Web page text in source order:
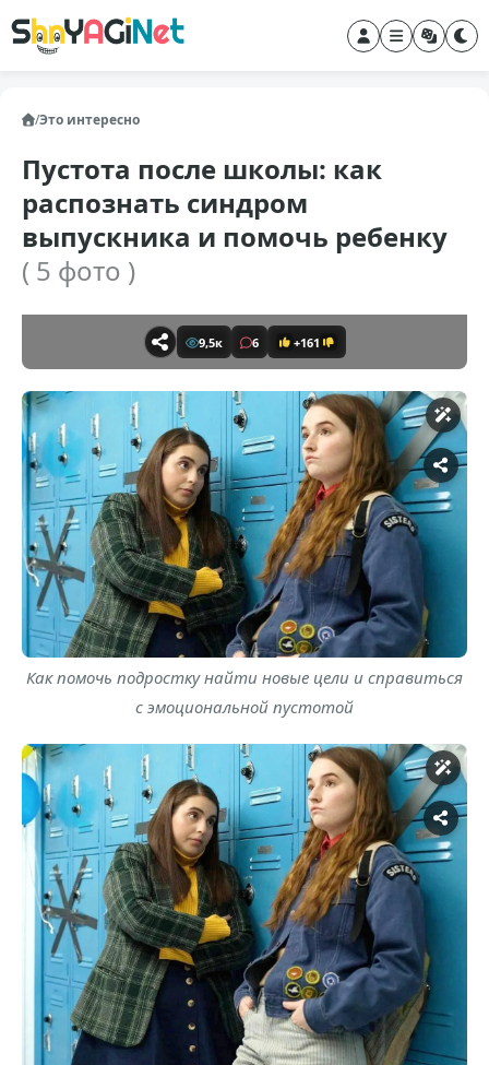
/Это интересно
Пустота после школы: как
распознать синдром
выпускника и помочь ребенку
( 5 фото )
9,5к 6 +161
Как помочь подростку найти новые цели и справиться
с эмоциональной пустотой